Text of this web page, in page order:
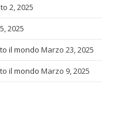
2, 2025
2025
il mondo Marzo 23, 2025
il mondo Marzo 9, 2025